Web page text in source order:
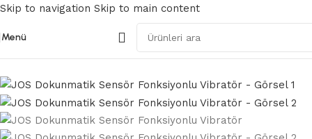
Skip to navigation Skip to main content
Menü
Modern Vibratörler